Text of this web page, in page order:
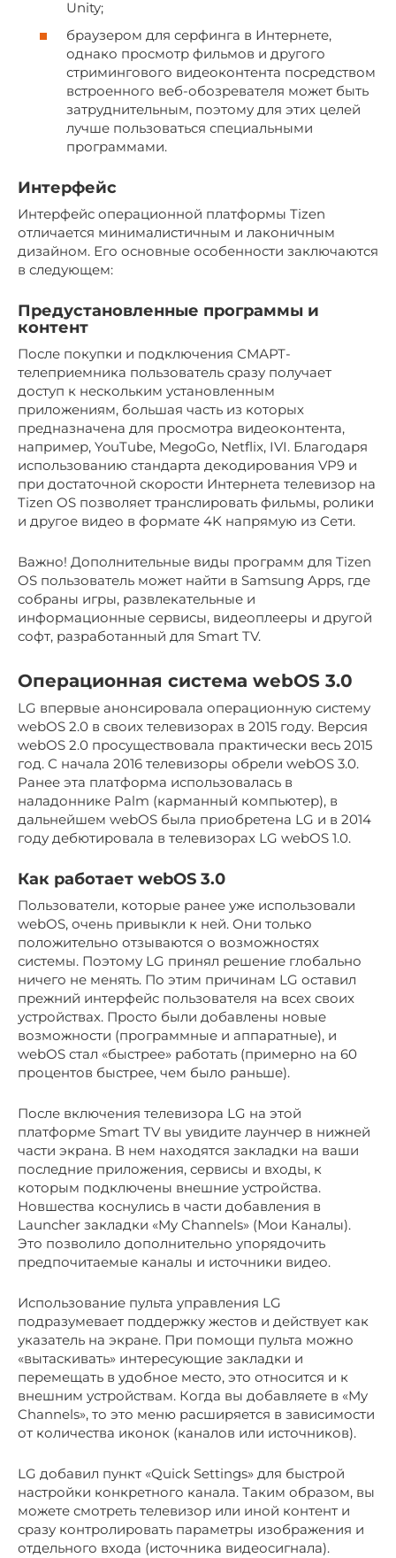
Unity;
браузером для серфинга в Интернете,
однако просмотр фильмов и другого
стримингового видеоконтента посредством
встроенного веб-обозревателя может быть
затруднительным, поэтому для этих целей
лучше пользоваться специальными
программами.
Интерфейс
Интерфейс операционной платформы Tizen
отличается минималистичным и лаконичным
дизайном. Его основные особенности заключаются
в следующем:
Предустановленные программы и
контент
После покупки и подключения СМАРТ-
телеприемника пользователь сразу получает
доступ к нескольким установленным
приложениям, большая часть из которых
предназначена для просмотра видеоконтента,
например, YouTube, MegoGo, Netflix, IVI. Благодаря
использованию стандарта декодирования VP9 и
при достаточной скорости Интернета телевизор на
Tizen OS позволяет транслировать фильмы, ролики
и другое видео в формате 4K напрямую из Сети.
Важно! Дополнительные виды программ для Tizen
OS пользователь может найти в Samsung Apps, где
собраны игры, развлекательные и
информационные сервисы, видеоплееры и другой
софт, разработанный для Smart TV.
Операционная система webOS 3.0
LG впервые анонсировала операционную систему
webOS 2.0 в своих телевизорах в 2015 году. Версия
webOS 2.0 просуществовала практически весь 2015
год. С начала 2016 телевизоры обрели webOS 3.0.
Ранее эта платформа использовалась в
наладоннике Palm (карманный компьютер), в
дальнейшем webOS была приобретена LG и в 2014
году дебютировала в телевизорах LG webOS 1.0.
Как работает webOS 3.0
Пользователи, которые ранее уже использовали
webOS, очень привыкли к ней. Они только
положительно отзываются о возможностях
системы. Поэтому LG принял решение глобально
ничего не менять. По этим причинам LG оставил
прежний интерфейс пользователя на всех своих
устройствах. Просто были добавлены новые
возможности (программные и аппаратные), и
webOS стал «быстрее» работать (примерно на 60
процентов быстрее, чем было раньше).
После включения телевизора LG на этой
платформе Smart TV вы увидите лаунчер в нижней
части экрана. В нем находятся закладки на ваши
последние приложения, сервисы и входы, к
которым подключены внешние устройства.
Новшества коснулись в части добавления в
Launcher закладки «My Channels» (Мои Каналы).
Это позволило дополнительно упорядочить
предпочитаемые каналы и источники видео.
Использование пульта управления LG
подразумевает поддержку жестов и действует как
указатель на экране. При помощи пульта можно
«вытаскивать» интересующие закладки и
перемещать в удобное место, это относится и к
внешним устройствам. Когда вы добавляете в «My
Channels», то это меню расширяется в зависимости
от количества иконок (каналов или источников).
LG добавил пункт «Quick Settings» для быстрой
настройки конкретного канала. Таким образом, вы
можете смотреть телевизор или иной контент и
сразу контролировать параметры изображения и
отдельного входа (источника видеосигнала).